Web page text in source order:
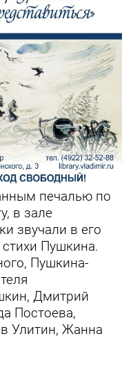
печалью по
в зале
звучали в его
Пушкина.
Пушкина-
Дмитрий
Постоева,
Улитин, Жанна